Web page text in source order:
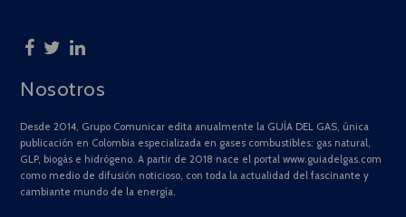
Nosotros
Desde 2014, Grupo Comunicar edita anualmente la GUÍA DEL GAS, única
publicación en Colombia especializada en gases combustibles: gas natural,
GLP, biogás e hidrógeno. A partir de 2018 nace el portal www.guiadelgas.com
como medio de difusión noticioso, con toda la actualidad del fascinante y
cambiante mundo de la energía.